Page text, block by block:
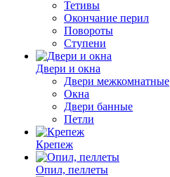
Тетивы
Окончание перил
Повороты
Ступени
Двери и окна
Двери межкомнатные
Окна
Двери банные
Петли
Крепеж
Опил, пеллеты